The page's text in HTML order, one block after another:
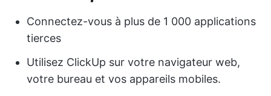
Connectez-vous à plus de 1 000 applications
tierces
Utilisez ClickUp sur votre navigateur web,
votre bureau et vos appareils mobiles.